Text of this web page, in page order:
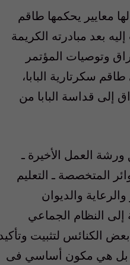
معايير يحكمها طاقم
بعد مبادرته الكريمة
وتوصيات المؤتمر
سكرتارية البابا،
إلى قداسة البابا من
ورشة العمل الأخيرة ـ
المتخصصة ـ التعليم
والديوان
النظام الجماعي
الكنائس لتثبيت
بل هي مكون أساسي فى